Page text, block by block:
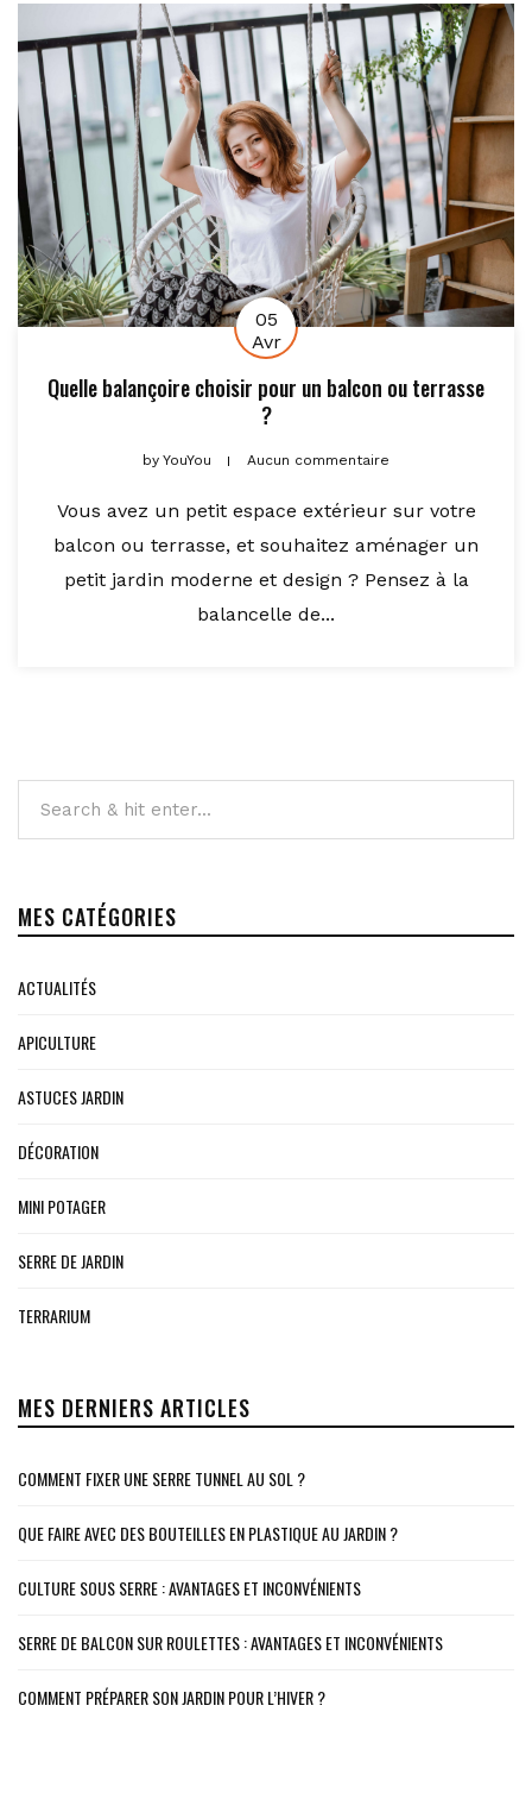
05
Avr
Quelle balançoire choisir pour un balcon ou terrasse
?
by YouYou Aucun commentaire
Vous avez un petit espace extérieur sur votre
balcon ou terrasse, et souhaitez aménager un
petit jardin moderne et design ? Pensez à la
balancelle de...
MES CATÉGORIES
ACTUALITÉS
APICULTURE
ASTUCES JARDIN
DÉCORATION
MINI POTAGER
SERRE DE JARDIN
TERRARIUM
MES DERNIERS ARTICLES
COMMENT FIXER UNE SERRE TUNNEL AU SOL ?
QUE FAIRE AVEC DES BOUTEILLES EN PLASTIQUE AU JARDIN ?
CULTURE SOUS SERRE : AVANTAGES ET INCONVÉNIENTS
SERRE DE BALCON SUR ROULETTES : AVANTAGES ET INCONVÉNIENTS
COMMENT PRÉPARER SON JARDIN POUR L’HIVER ?